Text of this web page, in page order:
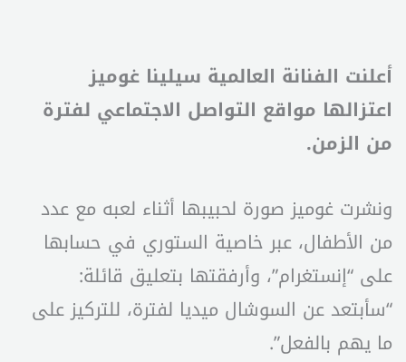
أعلنت الفنانة العالمية سيلينا غوميز
اعتزالها مواقع التواصل الاجتماعي لفترة
من الزمن.
ونشرت غوميز صورة لحبيبها أثناء لعبه مع عدد
من الأطفال، عبر خاصية الستوري في حسابها
على “إنستغرام”، وأرفقتها بتعليق قائلة:
“سأبتعد عن السوشال ميديا لفترة، للتركيز على
ما يهم بالفعل”.